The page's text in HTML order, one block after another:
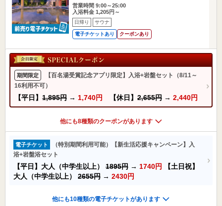
営業時間 9:00～25:00
入浴料金 1,205円～
日帰り サウナ
電子チケットあり クーポンあり
期間限定
【百名湯受賞記念アプリ限定】入浴+岩盤セット（8/11～
16利用不可）
【平日】 1,895円 → 1,740円 【休日】 2,655円 → 2,440円
他にも8種類のクーポンがあります
電子チケット
（特別期間利用可能）【新生活応援キャンペーン】入
浴+岩盤浴セット
【平日】大人（中学生以上） 1895円 → 1740円
【土日祝】
大人（中学生以上） 2655円 → 2430円
他にも10種類の電子チケットがあります